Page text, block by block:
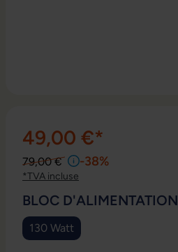
49,00 €*
79,00 € -38%
*TVA incluse
SÉLECTIONNEZ
BLOC D'ALIMENTATION
130 Watt